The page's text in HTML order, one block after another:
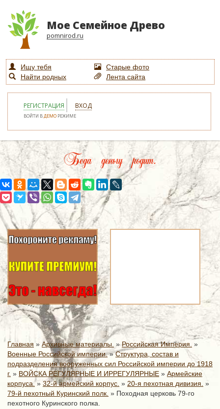
Мое Семейное Древо
pomnirod.ru
Ищу тебя
Старые фото
Найти родных
Лента сайта
РЕГИСТРАЦИЯ ВХОД
ВОЙТИ ВДЕМО РЕЖИМЕ
Беда деньгу родит.
Главная » Архивные материалы. »Российская Империя. »
Военные Российской империи.»Структура, состав и
подразделения вооруженных сил Российской империи до 1918
г. » ВОЙСКА РЕГУЛЯРНЫЕ И ИРРЕГУЛЯРНЫЕ » Армейские
корпуса.» 32-й армейский корпус. » 20-я пехотная дивизия. »
79-й пехотный Куринский полк. » Походная церковь 79-го
пехотного Куринского полка.